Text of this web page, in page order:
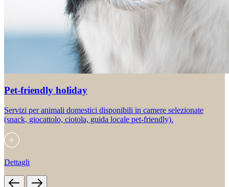
Pet-friendly holiday
Servizi per animali domestici disponibili in camere selezionate
(snack, giocattolo, ciotola, guida locale pet-friendly).
Dettagli